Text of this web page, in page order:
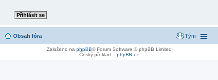
Obsah fóra Tým
Založeno na phpBB® Forum Software © phpBB Limited
Český překlad – phpBB.cz